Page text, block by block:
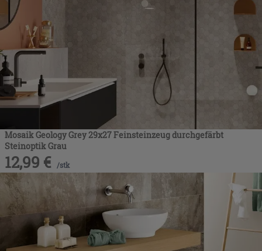
Mosaik Geology Grey 29x27 Feinsteinzeug durchgefärbt
Steinoptik Grau
12,99 € /stk